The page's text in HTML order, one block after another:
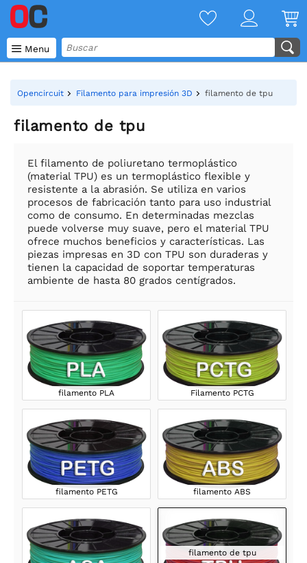
 Menu
Opencircuit Filamento para impresión 3D filamento de tpu
filamento de tpu
El filamento de poliuretano termoplástico
(material TPU) es un termoplástico flexible y
resistente a la abrasión. Se utiliza en varios
procesos de fabricación tanto para uso industrial
como de consumo. En determinadas mezclas
puede volverse muy suave, pero el material TPU
ofrece muchos beneficios y características. Las
piezas impresas en 3D con TPU son duraderas y
tienen la capacidad de soportar temperaturas
ambiente de hasta 80 grados centígrados.
filamento PLA Filamento PCTG
filamento PETG filamento ABS
filamento de tpu